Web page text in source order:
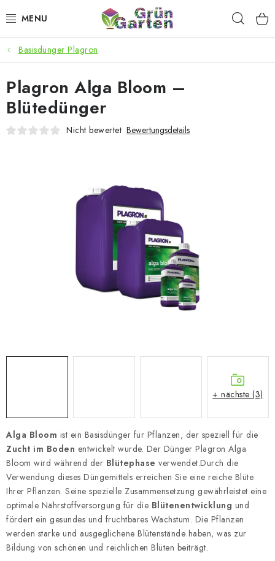
Inhalt
ANGEBOTE
LED PFLANZENLAMPEN
ANBAUBEDARF FÜR DEN HEIMANBAU
Kaufberatung AGB
Datenschutzerklärung Impressum
Basisdünger Plagron
Alga Bloom ist ein Basisdünger für Pflanzen, der speziell für die
Zucht im Boden entwickelt wurde. Der Dünger Plagron Alga
Bloom wird während der Blütephase verwendet.Durch die
Verwendung dieses Düngemittels erreichen Sie eine reiche Blüte
Ihrer Pflanzen. Seine spezielle Zusammensetzung gewährleistet eine
optimale Nährstoffversorgung für die Blütenentwicklung und
fördert ein gesundes und fruchtbares Wachstum. Die Pflanzen
werden starke und ausgeglichene Blütenstände haben, was zur
Bildung von schönen und reichlichen Blüten beiträgt.
Plagron Alga Bloom –
Blütedünger
Nicht bewertet Bewertungsdetails
+ nächste (3)